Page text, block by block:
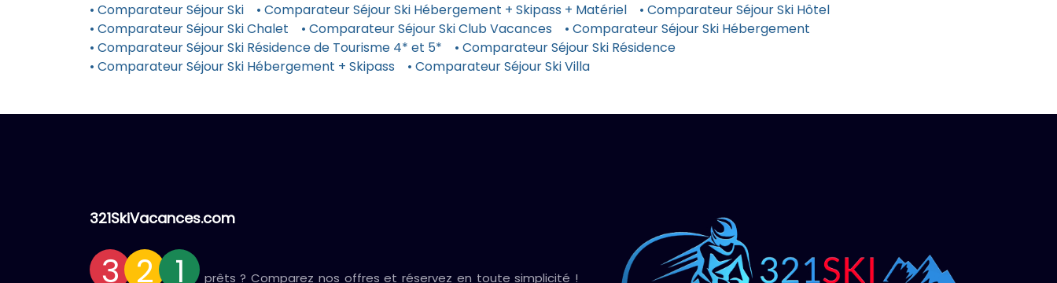
• Comparateur Séjour Ski • Comparateur Séjour Ski Hébergement + Skipass + Matériel
• Comparateur Séjour Ski Hôtel
• Comparateur Séjour Ski Chalet
• Comparateur Séjour Ski Club Vacances
• Comparateur Séjour Ski Hébergement
• Comparateur Séjour Ski Résidence de Tourisme 4* et 5*
• Comparateur Séjour Ski Résidence
• Comparateur Séjour Ski Hébergement + Skipass
• Comparateur Séjour Ski Villa
321SkiVacances.com
3 2 1
prêts ? Comparez nos offres et réservez en toute simplicité !